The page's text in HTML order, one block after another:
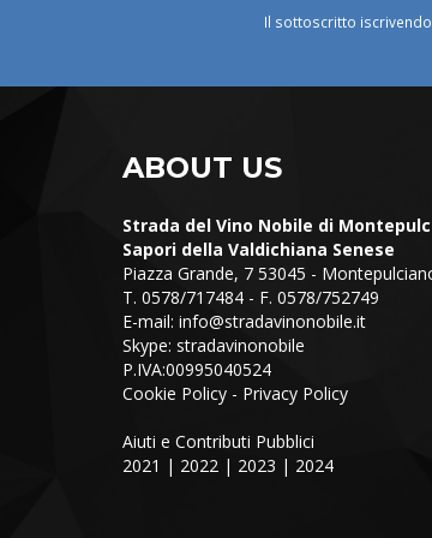
Il sottoscritto
ABOUT US
Strada del Vino Nobile di
Sapori della Valdichiana Senese
Piazza Grande, 7 53045 -
T. 0578/717484 - F. 0578/752749
E-mail: info@stradavinonobile.it
Skype: stradavinonobile
P.IVA:00995040524
Cookie Policy - Privacy Policy
Aiuti e Contributi Pubblici
2021 | 2022 | 2023 | 2024